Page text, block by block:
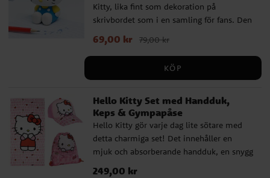
Kitty, lika fint som dekoration på
skrivbordet som i en samling för fans. Den
detaljerade designen och den söta stilen
ger en tydlig kawaii-känsla som piggar
är 8 cm högt och är en officiellt licensierad
Nuvarande pris:69,00 kr
69,00 kr 79,00 kr
KÖP
Hello Kitty Set med Handduk,
Keps & Gympapåse
Hello Kitty gör varje dag lite sötare med
detta charmiga set! Det innehåller en
mjuk och absorberande handduk, en snygg
keps med Hello Kitty-motiv och en
Pris: 249,00 kr
249,00 kr